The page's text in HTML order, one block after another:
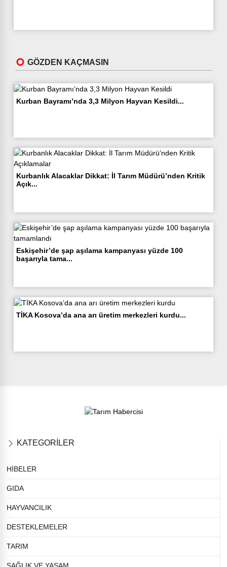
GÖZDEN KAÇMASIN
Kurban Bayramı’nda 3,3 Milyon Hayvan Kesildi...
Kurbanlık Alacaklar Dikkat: İl Tarım Müdürü’nden Kritik
Açık...
Eskişehir’de şap aşılama kampanyası yüzde 100
başarıyla tama...
TİKA Kosova’da ana arı üretim merkezleri kurdu...
KATEGORİLER
HİBELER
GIDA
HAYVANCILIK
DESTEKLEMELER
TARIM